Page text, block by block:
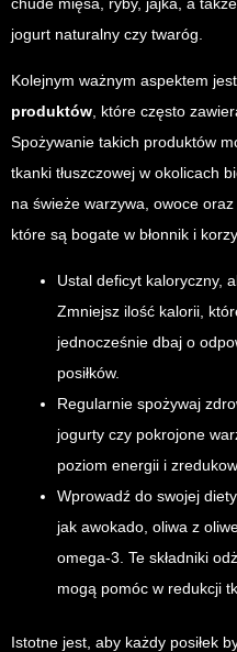
jogurt naturalny czy twaróg.
Kolejnym ważnym aspektem
produktów , które często
Spożywanie takich produktów
tkanki tłuszczowej w okolicach
na świeże warzywa, owoce
które są bogate w błonnik i
Ustal deficyt kaloryczny,
Zmniejsz ilość kalorii,
jednocześnie dbaj o
posiłków.
Regularnie spożywaj
jogurty czy pokrojone
poziom energii i
Wprowadź do swojej
jak awokado, oliwa z
omega-3. Te składniki
mogą pomóc w redukcji
Istotne jest, aby każdy posiłek